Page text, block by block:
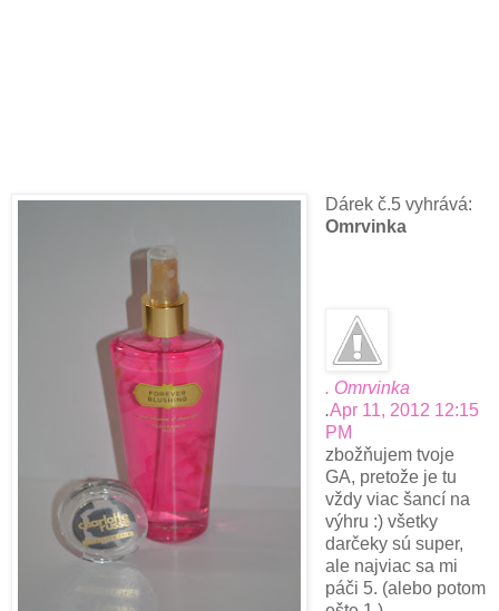
Dárek č.5 vyhrává:
Omrvinka
. Omrvinka
.Apr 11, 2012 12:15
PM
zbožňujem tvoje
GA, pretože je tu
vždy viac šancí na
výhru :) všetky
darčeky sú super,
ale najviac sa mi
páči 5. (alebo potom